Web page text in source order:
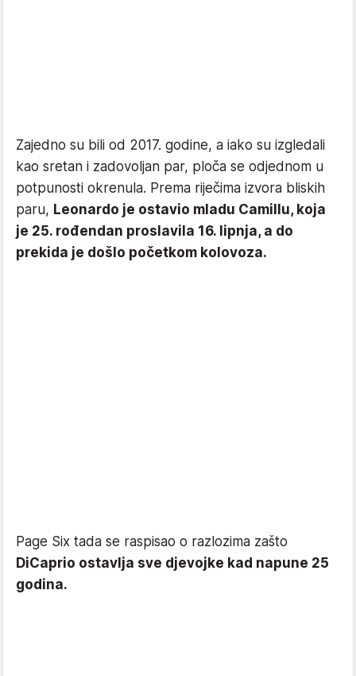
Zajedno su bili od 2017. godine, a iako su izgledali
kao sretan i zadovoljan par, ploča se odjednom u
potpunosti okrenula. Prema riječima izvora bliskih
paru, Leonardo je ostavio mladu Camillu, koja
je 25. rođendan proslavila 16. lipnja, a do
prekida je došlo početkom kolovoza.
Page Six tada se raspisao o razlozima zašto
DiCaprio ostavlja sve djevojke kad napune 25
godina.